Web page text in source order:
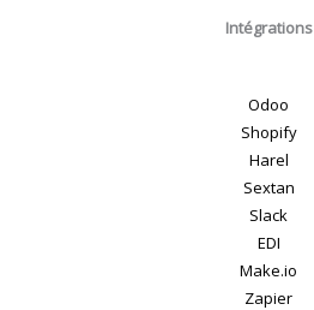
Intégrations
Odoo
Shopify
Harel
Sextan
Slack
EDI
Make.io
Zapier